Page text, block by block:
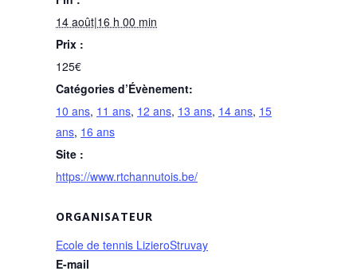
14 août|16 h 00 min
Prix :
125€
Catégories d’Évènement:
10 ans, 11 ans, 12 ans, 13 ans, 14 ans, 15
ans, 16 ans
Site :
https://www.rtchannutois.be/
ORGANISATEUR
Ecole de tennis LizieroStruvay
E-mail